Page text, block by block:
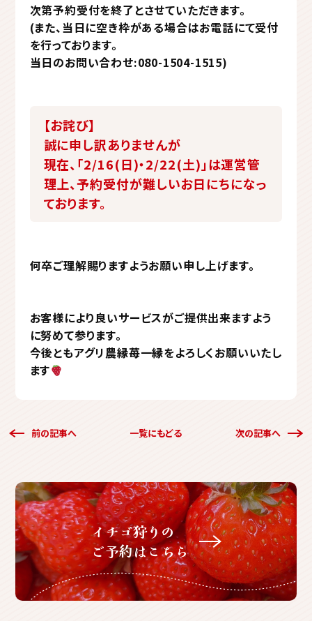
次第予約受付を終了とさせていただきます。
(また、当日に空き枠がある場合はお電話にて受付
を行っております。
当日のお問い合わせ:080-1504-1515)
【お詫び】
誠に申し訳ありませんが
現在、「2/16(日)・2/22(土)」は運営管
理上、予約受付が難しいお日にちになっ
ております。
何卒ご理解賜りますようお願い申し上げます。
お客様により良いサービスがご提供出来ますよう
に努めて参ります。
今後ともアグリ農縁苺一縁をよろしくお願いいたし
ます
前の記事へ 一覧にもどる 次の記事へ
イチゴ狩りの
ご予約はこちら